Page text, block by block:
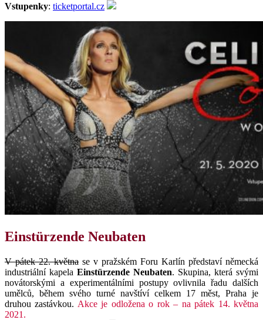
Vstupenky: ticketportal.cz
Einstürzende Neubaten
V pátek 22. května se v pražském Foru Karlín představí německá
industriální kapela Einstürzende Neubaten. Skupina, která svými
novátorskými a experimentálními postupy ovlivnila řadu dalších
umělců, během svého turné navštíví celkem 17 měst, Praha je
druhou zastávkou. Akce je odložena o rok – na pátek 14. května
2021.